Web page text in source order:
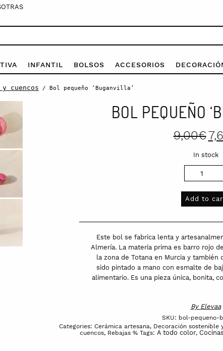
INFANTIL BOLSOS ACCESORIOS
cuencos / Bol pequeño ‘Buganvilla’
BOL PEQUEÑO
9,00€ price
In stock
Add to
Este bol se fabrica lenta y
Almería. La materia prima es barro rojo
la zona de Totana en Murcia y también
sido pintado a mano con esmalte de
alimentario. Es una pieza única, bonita,
By Elevaa
SKU: bol-pequeno-
Categories: Cerámica artesana, Decoración sostenible
cuencos, Rebajas % Tags: A todo color,